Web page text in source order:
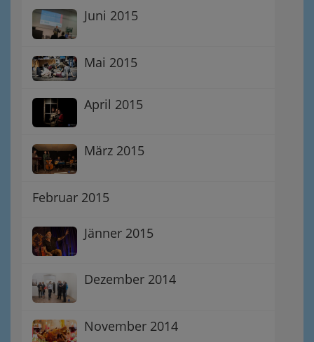
Juni 2015
Mai 2015
April 2015
März 2015
Februar 2015
Jänner 2015
Dezember 2014
November 2014